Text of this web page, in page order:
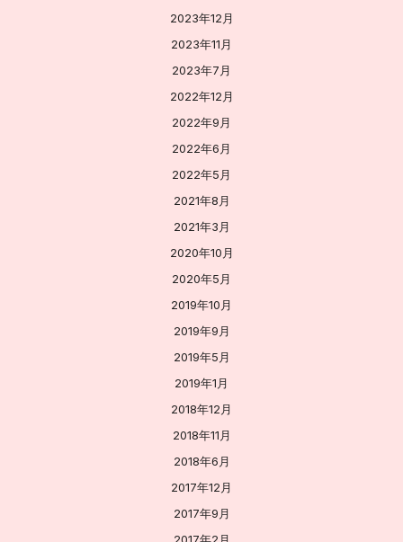
2023年12月
2023年11月
2023年7月
2022年12月
2022年9月
2022年6月
2022年5月
2021年8月
2021年3月
2020年10月
2020年5月
2019年10月
2019年9月
2019年5月
2019年1月
2018年12月
2018年11月
2018年6月
2017年12月
2017年9月